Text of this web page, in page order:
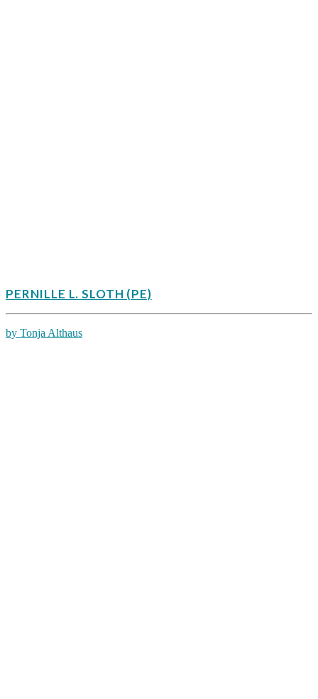
PERNILLE L. SLOTH (PE)
by Tonja Althaus